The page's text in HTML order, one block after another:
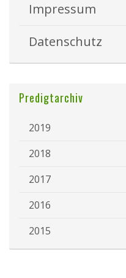
Impressum
Datenschutz
Predigtarchiv
2019
2018
2017
2016
2015